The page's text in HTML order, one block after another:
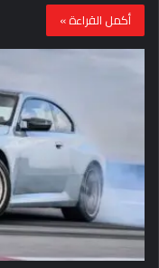
أكمل القراءة »